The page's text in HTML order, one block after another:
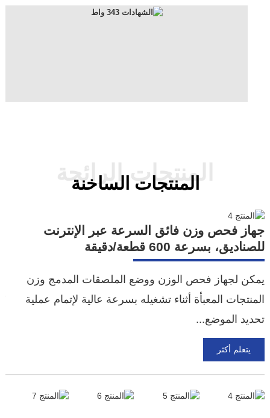
المنتجات الساخنة
المنتجات الرائجة
جهاز فحص وزن فائق السرعة عبر الإنترنت
للصناديق، بسرعة 600 قطعة/دقيقة
يمكن لجهاز فحص الوزن ووضع الملصقات المدمج وزن
المنتجات المعبأة أثناء تشغيله بسرعة عالية لإتمام عملية
تحديد الموضع...
يتعلم أكثر